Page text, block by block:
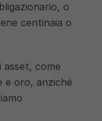
o
centinaia o
asset, come
e oro, anziché